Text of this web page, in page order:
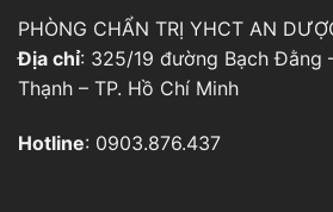
PHÒNG CHẨN TRỊ YHCT AN
Địa chỉ: 325/19 đường Bạch Đằng
Thạnh – TP. Hồ Chí Minh
Hotline: 0903.876.437